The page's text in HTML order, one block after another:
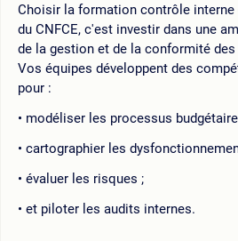
Choisir la formation contrôle
du CNFCE, c'est investir dans une
de la gestion et de la conformité
Vos équipes développent des
pour :
modéliser les processus
cartographier les
évaluer les risques ;
et piloter les audits internes.